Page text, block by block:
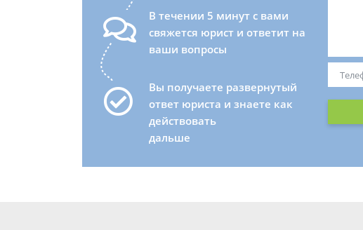
В течении 5 минут с вами
свяжется юрист и ответит на
ваши вопросы
Вы получаете развернутый
ответ юриста и знаете как
действовать
дальше